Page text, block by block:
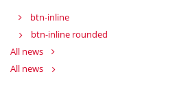
btn-inline
btn-inline rounded
All news
All news